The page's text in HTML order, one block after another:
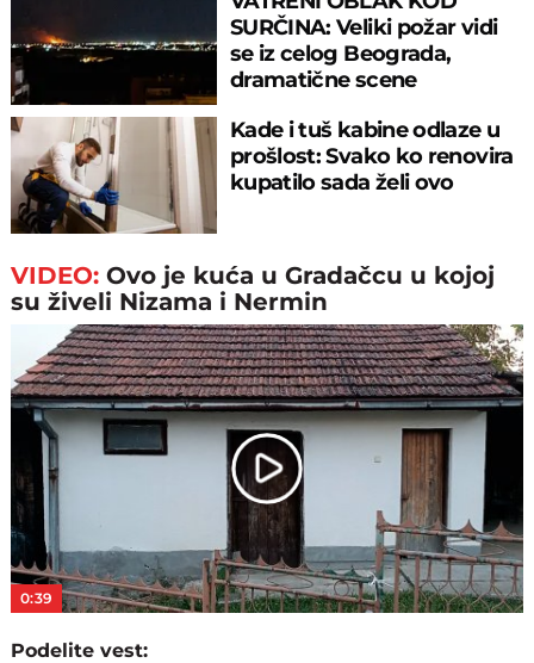
SURČINA: Veliki požar vidi
se iz celog Beograda,
dramatične scene
Kade i tuš kabine odlaze u
prošlost: Svako ko renovira
kupatilo sada želi ovo
VIDEO:Ovo je kuća u Gradačcu u kojoj
su živeli Nizama i Nermin
Play
Video
0:39
Podelite vest: